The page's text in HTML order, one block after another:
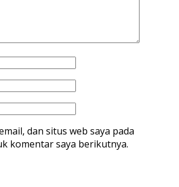
dan situs web saya pada
komentar saya berikutnya.